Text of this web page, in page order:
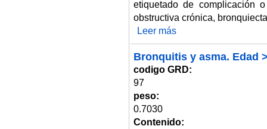
etiquetado de complicación
obstructiva crónica,
Leer más
Bronquitis y asma. Edad
codigo GRD:
97
peso:
0.7030
Contenido: